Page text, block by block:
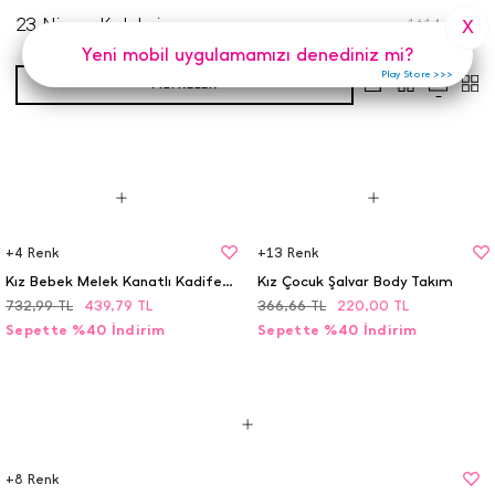
23 Nisan Koleksiyonu 1614 Adet
FILTRELER
Sepette %40 İndirim
439,79 TL
732,99 TL
+4 Renk
Kız Bebek Melek Kanatlı Kadife Jile - 1184 (9-24 Ay)
Sepette %40 İndirim
220,00 TL
366,66 TL
+13 Renk
Kız Çocuk Şalvar Body Takım
+8 Renk
Yeni mobil uygulamamızı denediniz mi?
X
Play Store >>>